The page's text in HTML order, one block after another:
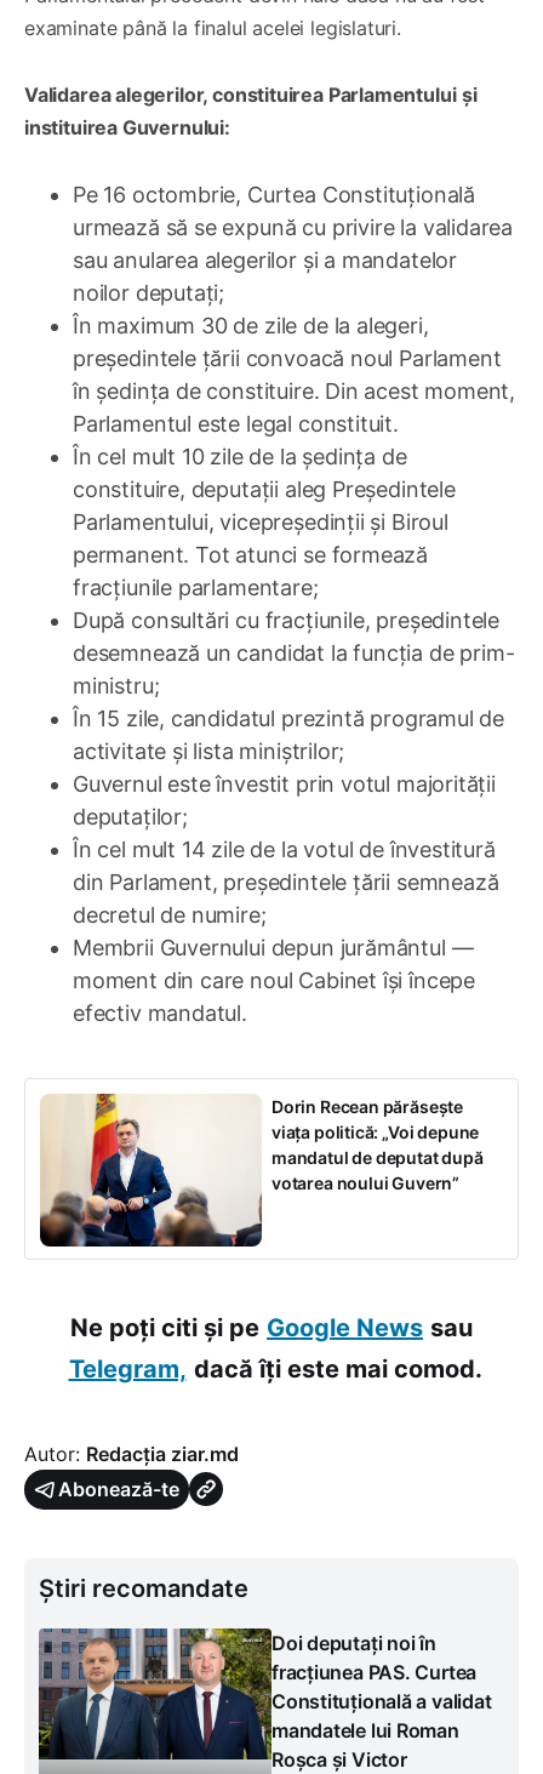
examinate până la finalul acelei legislaturi.
Validarea alegerilor, constituirea Parlamentului și
instituirea Guvernului:
Pe 16 octombrie, Curtea Constituțională
urmează să se expună cu privire la validarea
sau anularea alegerilor și a mandatelor
noilor deputați;
În maximum 30 de zile de la alegeri,
președintele țării convoacă noul Parlament
în ședința de constituire. Din acest moment,
Parlamentul este legal constituit.
În cel mult 10 zile de la ședința de
constituire, deputații aleg Președintele
Parlamentului, vicepreședinții și Biroul
permanent. Tot atunci se formează
fracțiunile parlamentare;
După consultări cu fracțiunile, președintele
desemnează un candidat la funcția de prim-
ministru;
În 15 zile, candidatul prezintă programul de
activitate și lista miniștrilor;
Guvernul este învestit prin votul majorității
deputaților;
În cel mult 14 zile de la votul de învestitură
din Parlament, președintele țării semnează
decretul de numire;
Membrii Guvernului depun jurământul —
moment din care noul Cabinet își începe
efectiv mandatul.
Dorin Recean părăsește
viața politică: „Voi depune
mandatul de deputat după
votarea noului Guvern”
Ne poți citi și pe Google News sau
Telegram, dacă îți este mai comod.
Autor: Redacția ziar.md
Abonează-te
Știri recomandate
Doi deputați noi în
fracțiunea PAS. Curtea
Constituțională a validat
mandatele lui Roman
Roșca și Victor